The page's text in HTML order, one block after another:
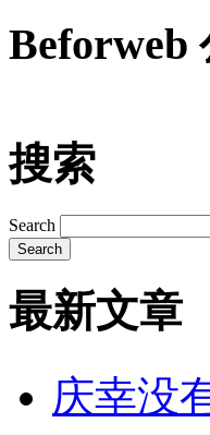
Beforweb
搜索
Search
最新文章
庆幸没